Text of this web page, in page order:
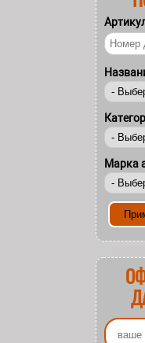
Марка
Ваше